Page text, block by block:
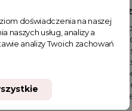
Sweter ze
Sweter ze
chcą czuć
zdobienie w
Sweterek w
stworzy
w swojej
doświadczenia na naszej
usług, analizy a
analizy Twoich zachowań